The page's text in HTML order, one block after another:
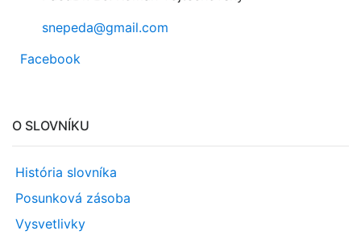
snepeda@gmail.com
Facebook
O SLOVNÍKU
História slovníka
Posunková zásoba
Vysvetlivky